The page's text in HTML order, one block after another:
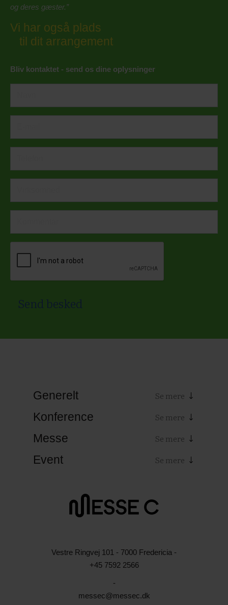
og deres gæster.”
Vi har også plads
til dit arrangement
Bliv kontaktet - send os dine oplysninger
Send besked
Generelt
Konference
Messe
Event
Vestre Ringvej 101 - 7000 Fredericia -
+45 7592 2566
-
messec@messec.dk